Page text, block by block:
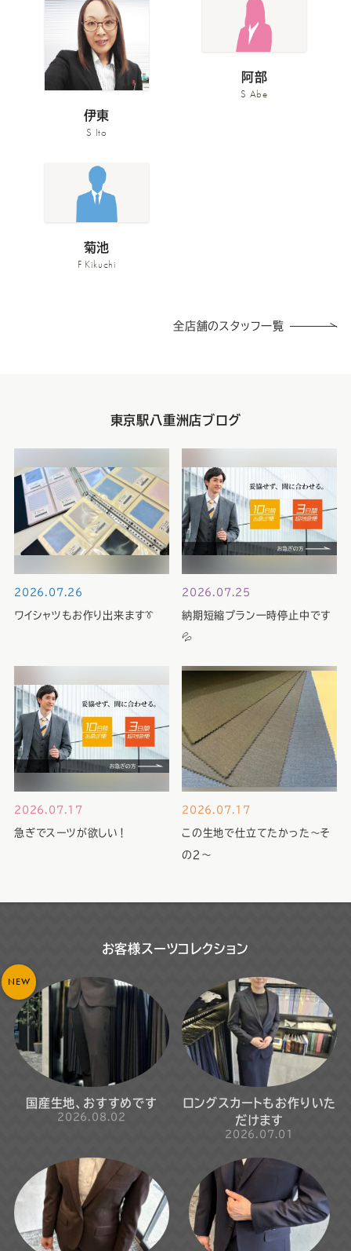
伊東
S Ito
阿部
S Abe
菊池
F Kikuchi
全店舗のスタッフ一覧
東京駅八重洲店ブログ
2026.07.26
ワイシャツもお作り出来ます👔
2026.07.25
納期短縮プラン一時停止中です
💦
2026.07.17
急ぎでスーツが欲しい！
2026.07.17
この生地で仕立てたかった～そ
の２～
お客様スーツコレクション
国産生地、おすすめです
2026.08.02
NEW
ロングスカートもお作りいた
だけます
2026.07.01